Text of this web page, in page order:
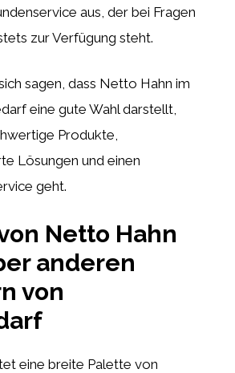
aus, der bei Fragen
zur Verfügung steht.
sagen, dass Netto Hahn im
eine gute Wahl darstellt,
Produkte,
Lösungen und einen
geht.
Netto Hahn
anderen
von
eine breite Palette von